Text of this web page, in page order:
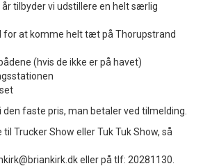
tilbyder vi udstillere en helt særlig
for at komme helt tæt på Thorupstrand
(hvis de ikke er på havet)
faste pris, man betaler ved tilmelding.
Trucker Show eller Tuk Tuk Show, så
eller på tlf: 20281130.